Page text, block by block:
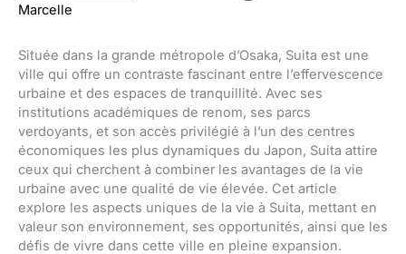
Marcelle
Située dans la grande métropole d’Osaka, Suita est une
ville qui offre un contraste fascinant entre l’effervescence
urbaine et des espaces de tranquillité. Avec ses
institutions académiques de renom, ses parcs
verdoyants, et son accès privilégié à l’un des centres
économiques les plus dynamiques du Japon, Suita attire
ceux qui cherchent à combiner les avantages de la vie
urbaine avec une qualité de vie élevée. Cet article
explore les aspects uniques de la vie à Suita, mettant en
valeur son environnement, ses opportunités, ainsi que les
défis de vivre dans cette ville en pleine expansion.